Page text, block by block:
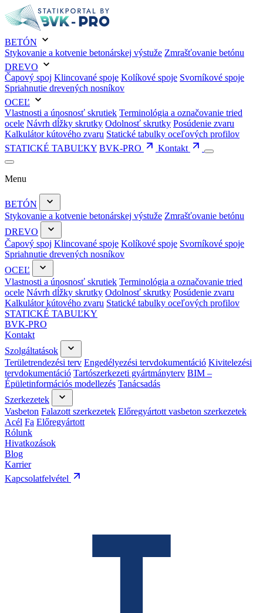
BETÓN
Stykovanie a kotvenie betonárskej výstuže Zmrašťovanie betónu
DREVO
Čapový spoj Klincované spoje Kolíkové spoje Svorníkové spoje
Spriahnutie drevených nosníkov
OCEĽ
Vlastnosti a únosnosť skrutiek Terminológia a označovanie tried
ocele Návrh dĺžky skrutky Odolnosť skrutky Posúdenie zvaru
Kalkulátor kútového zvaru Statické tabulky oceľových profilov
STATICKÉ TABUĽKY BVK-PRO Kontakt
Menu
BETÓN
Stykovanie a kotvenie betonárskej výstuže Zmrašťovanie betónu
DREVO
Čapový spoj Klincované spoje Kolíkové spoje Svorníkové spoje
Spriahnutie drevených nosníkov
OCEĽ
Vlastnosti a únosnosť skrutiek Terminológia a označovanie tried
ocele Návrh dĺžky skrutky Odolnosť skrutky Posúdenie zvaru
Kalkulátor kútového zvaru Statické tabulky oceľových profilov
STATICKÉ TABUĽKY
BVK-PRO
Kontakt
Szolgáltatások
Területrendezési terv Engedélyezési tervdokumentáció Kivitelezési
tervdokumentáció Tartószerkezeti gyártmányterv BIM –
Épületinformációs modellezés Tanácsadás
Szerkezetek
Vasbeton Falazott szerkezetek Előregyártott vasbeton szerkezetek
Acél Fa Előregyártott
Rólunk
Hivatkozások
Blog
Karrier
Kapcsolatfelvétel